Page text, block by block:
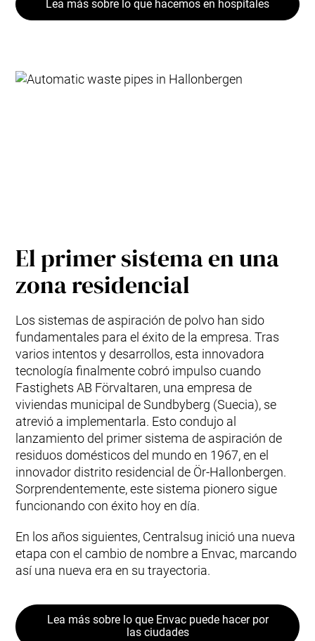
Lea más sobre lo que hacemos en hospitales
El primer sistema en una
zona residencial
Los sistemas de aspiración de polvo han sido
fundamentales para el éxito de la empresa. Tras
varios intentos y desarrollos, esta innovadora
tecnología finalmente cobró impulso cuando
Fastighets AB Förvaltaren, una empresa de
viviendas municipal de Sundbyberg (Suecia), se
atrevió a implementarla. Esto condujo al
lanzamiento del primer sistema de aspiración de
residuos domésticos del mundo en 1967, en el
innovador distrito residencial de Ör-Hallonbergen.
Sorprendentemente, este sistema pionero sigue
funcionando con éxito hoy en día.
En los años siguientes, Centralsug inició una nueva
etapa con el cambio de nombre a Envac, marcando
así una nueva era en su trayectoria.
Lea más sobre lo que Envac puede hacer por
las ciudades